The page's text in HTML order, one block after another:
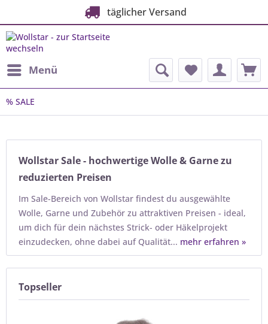
täglicher Versand
Menü
% SALE
Wollstar Sale - hochwertige Wolle & Garne zu
reduzierten Preisen
Im Sale-Bereich von Wollstar findest du ausgewählte
Wolle, Garne und Zubehör zu attraktiven Preisen - ideal,
um dich für dein nächstes Strick- oder Häkelprojekt
einzudecken, ohne dabei auf Qualität... mehr erfahren »
Topseller